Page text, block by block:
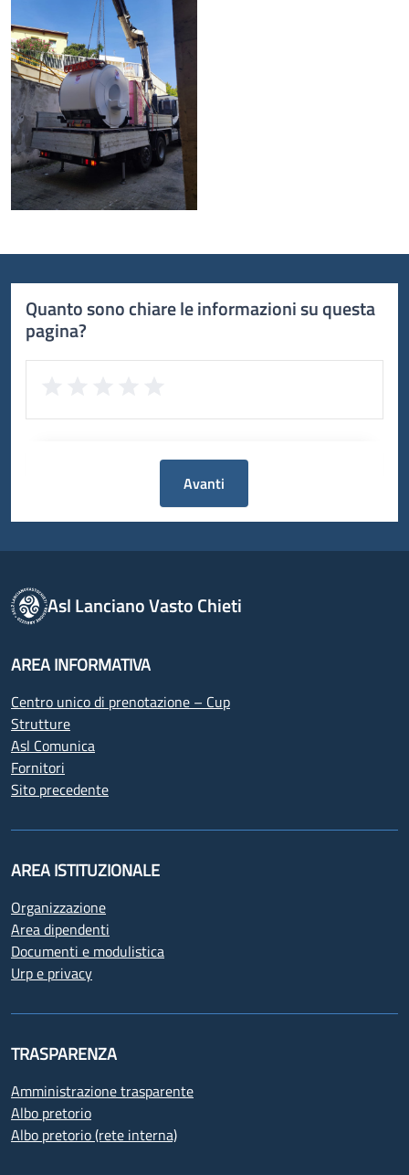
Quanto sono chiare le informazioni su questa
pagina?
Avanti
Asl Lanciano Vasto Chieti
AREA INFORMATIVA
Centro unico di prenotazione – Cup
Strutture
Asl Comunica
Fornitori
Sito precedente
AREA ISTITUZIONALE
Organizzazione
Area dipendenti
Documenti e modulistica
Urp e privacy
TRASPARENZA
Amministrazione trasparente
Albo pretorio
Albo pretorio (rete interna)